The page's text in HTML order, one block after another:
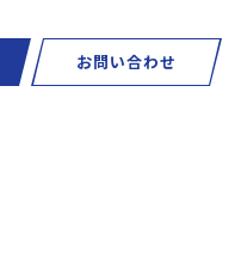
お問い合わせ